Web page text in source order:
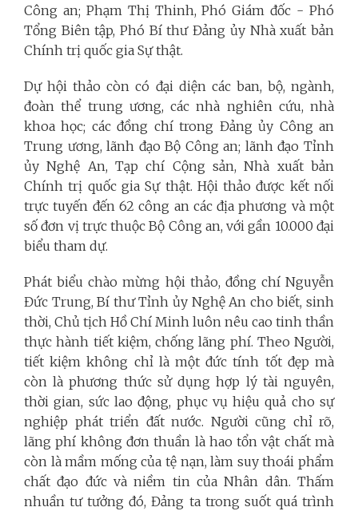
Công an; Phạm Thị Thinh, Phó Giám đốc - Phó
Tổng Biên tập, Phó Bí thư Đảng ủy Nhà xuất bản
Chính trị quốc gia Sự thật.
Dự hội thảo còn có đại diện các ban, bộ, ngành,
đoàn thể trung ương, các nhà nghiên cứu, nhà
khoa học; các đồng chí trong Đảng ủy Công an
Trung ương, lãnh đạo Bộ Công an; lãnh đạo Tỉnh
ủy Nghệ An, Tạp chí Cộng sản, Nhà xuất bản
Chính trị quốc gia Sự thật. Hội thảo được kết nối
trực tuyến đến 62 công an các địa phương và một
số đơn vị trực thuộc Bộ Công an, với gần 10.000 đại
biểu tham dự.
Phát biểu chào mừng hội thảo, đồng chí Nguyễn
Đức Trung, Bí thư Tỉnh ủy Nghệ An cho biết, sinh
thời, Chủ tịch Hồ Chí Minh luôn nêu cao tinh thần
thực hành tiết kiệm, chống lãng phí. Theo Người,
tiết kiệm không chỉ là một đức tính tốt đẹp mà
còn là phương thức sử dụng hợp lý tài nguyên,
thời gian, sức lao động, phục vụ hiệu quả cho sự
nghiệp phát triển đất nước. Người cũng chỉ rõ,
lãng phí không đơn thuần là hao tổn vật chất mà
còn là mầm mống của tệ nạn, làm suy thoái phẩm
chất đạo đức và niềm tin của Nhân dân. Thấm
nhuần tư tưởng đó, Đảng ta trong suốt quá trình